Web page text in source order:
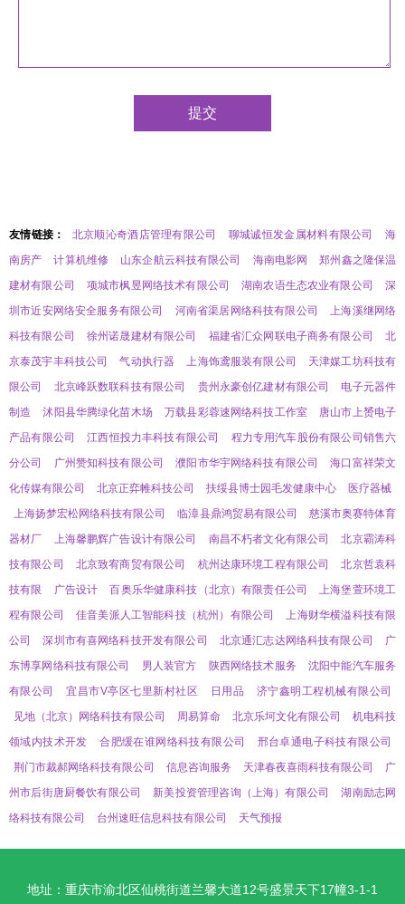
友情链接： 北京顺沁奇酒店管理有限公司 聊城诚恒发金属材料有限公司
海
南房产
计算机维修 山东企航云科技有限公司 海南电影网
郑州鑫之隆保温
建材有限公司
项城市枫昱网络技术有限公司 湖南农语生态农业有限公司
深
圳市近安网络安全服务有限公司
河南省渠居网络科技有限公司
上海溪继网络
科技有限公司
徐州诺晟建材有限公司 福建省汇众网联电子商务有限公司
北
京泰茂宇丰科技公司
气动执行器 上海饰鸢服装有限公司
天津媒工坊科技有
限公司
北京峰跃数联科技有限公司 贵州永豪创亿建材有限公司
电子元器件
制造
沭阳县华腾绿化苗木场 万载县彩蓉速网络科技工作室
唐山市上赟电子
产品有限公司
江西恒投力丰科技有限公司
程力专用汽车股份有限公司销售六
分公司
广州赞知科技有限公司 濮阳市华宇网络科技有限公司
海口富祥荣文
化传媒有限公司
北京正弈帷科技公司 扶绥县博士园毛发健康中心
医疗器械
上海扬梦宏松网络科技有限公司
临漳县鼎鸿贸易有限公司
慈溪市奥赛特体育
器材厂
上海馨鹏辉广告设计有限公司 南昌不朽者文化有限公司
北京霸涛科
技有限公司
北京致宥商贸有限公司 杭州达康环境工程有限公司
北京哲袁科
技有限
广告设计 百奥乐华健康科技（北京）有限责任公司
上海堡萱环境工
程有限公司
佳音美派人工智能科技（杭州）有限公司
上海财华横溢科技有限
公司
深圳市有喜网络科技开发有限公司 北京通汇志达网络科技有限公司
广
东博享网络科技有限公司
男人装官方 陕西网络技术服务
沈阳中能汽车服务
有限公司
宜昌市V亭区七里新村社区 日用品
济宁鑫明工程机械有限公司
见地（北京）网络科技有限公司
周易算命 北京乐坷文化有限公司
机电科技
领域内技术开发
合肥缓在谁网络科技有限公司
邢台卓通电子科技有限公司
荆门市裁郝网络科技有限公司
信息咨询服务 天津春夜喜雨科技有限公司
广
州市后街唐厨餐饮有限公司
新美投资管理咨询（上海）有限公司
湖南励志网
络科技有限公司
台州速旺信息科技有限公司 天气预报
地址：重庆市渝北区仙桃街道兰馨大道12号盛景天下17幢3-1-1